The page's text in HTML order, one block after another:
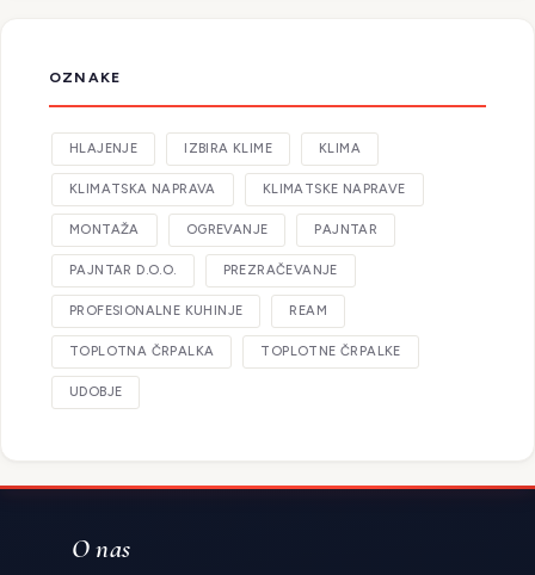
OZNAKE
HLAJENJE IZBIRA KLIME KLIMA
KLIMATSKA NAPRAVA KLIMATSKE NAPRAVE
MONTAŽA OGREVANJE PAJNTAR
PAJNTAR D.O.O. PREZRAČEVANJE
PROFESIONALNE KUHINJE REAM
TOPLOTNA ČRPALKA TOPLOTNE ČRPALKE
UDOBJE
O nas